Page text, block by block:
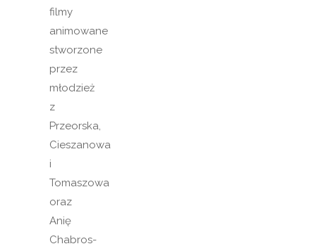
filmy
animowane
stworzone
przez
młodzież
z
Przeorska,
Cieszanowa
i
Tomaszowa
oraz
Anię
Chabros-